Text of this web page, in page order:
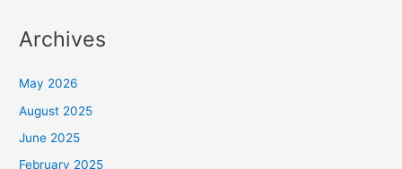
Archives
May 2026
August 2025
June 2025
February 2025